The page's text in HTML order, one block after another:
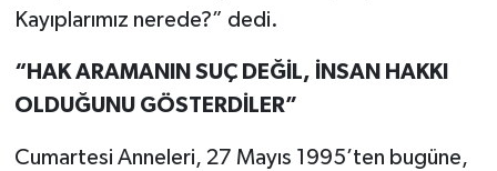
Kayıplarımız nerede?” dedi.
“HAK ARAMANIN SUÇ DEĞİL, İNSAN HAKKI
OLDUĞUNU GÖSTERDİLER”
Cumartesi Anneleri, 27 Mayıs 1995’ten bugüne,